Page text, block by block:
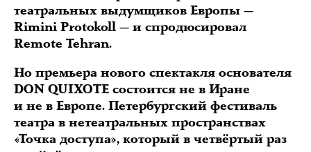
театральных выдумщиков Европы —
Rimini Protokoll — и спродюсировал
Remote Tehran.
Но премьера нового спектакля основателя
DON QUIXOTE состоится не в Иране
и не в Европе. Петербургский фестиваль
театра в нетеатральных пространствах
«Точка доступа», который в четвёртый раз